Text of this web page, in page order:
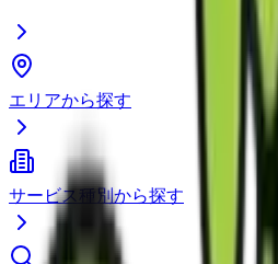
エリアから探す
サービス種別から探す